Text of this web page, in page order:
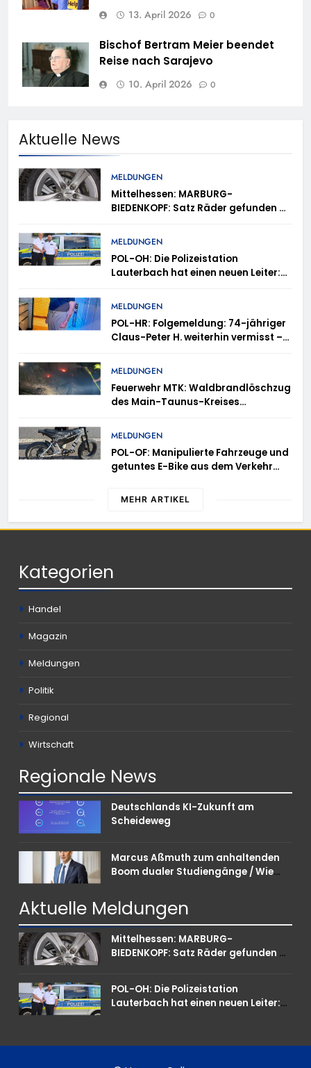
13. April 2026 0
Bischof Bertram Meier beendet
Reise nach Sarajevo
10. April 2026 0
Aktuelle News
MELDUNGEN
Mittelhessen: MARBURG-
BIEDENKOPF: Satz Räder gefunden –
MELDUNGEN
POL-OH: Die Polizeistation
Lauterbach hat einen neuen Leiter:
MELDUNGEN
POL-HR: Folgemeldung: 74-jähriger
Claus-Peter H. weiterhin vermisst –
MELDUNGEN
Feuerwehr MTK: Waldbrandlöschzug
des Main-Taunus-Kreises
Rheingau-Taunus-Kreis – Rund 45
schwierigem Gelände die Flanken
des Brandgebietes
MELDUNGEN
POL-OF: Manipulierte Fahrzeuge und
getuntes E-Bike aus dem Verkehr
gleich mehrere Verstöße auf
MEHR ARTIKEL
Kategorien
Handel
Magazin
Meldungen
Politik
Regional
Wirtschaft
Regionale News
Deutschlands KI-Zukunft am
Scheideweg
Marcus Aßmuth zum anhaltenden
Boom dualer Studiengänge / Wie
punkten können
Aktuelle Meldungen
Mittelhessen: MARBURG-
BIEDENKOPF: Satz Räder gefunden –
POL-OH: Die Polizeistation
Lauterbach hat einen neuen Leiter: